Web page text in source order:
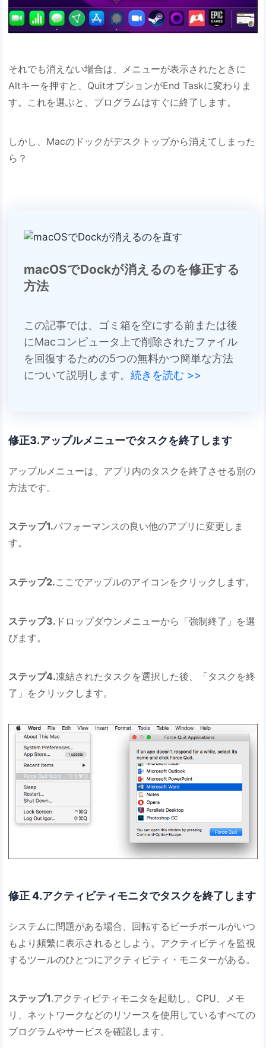
それでも消えない場合は、メニューが表示されたときに
Altキーを押すと、QuitオプションがEnd Taskに変わりま
す。これを選ぶと、プログラムはすぐに終了します。
しかし、Macのドックがデスクトップから消えてしまった
ら？
macOSでDockが消えるのを修正する
方法
この記事では、ゴミ箱を空にする前または後
にMacコンピュータ上で削除されたファイル
を回復するための5つの無料かつ簡単な方法
について説明します。続きを読む >>
修正3.アップルメニューでタスクを終了します
アップルメニューは、アプリ内のタスクを終了させる別の
方法です。
ステップ1.パフォーマンスの良い他のアプリに変更しま
す。
ステップ2.ここでアップルのアイコンをクリックします。
ステップ3. ドロップダウンメニューから「強制終了」を選
びます。
ステップ4.凍結されたタスクを選択した後、「タスクを終
了」をクリックします。
修正 4.アクティビティモニタでタスクを終了します
システムに問題がある場合、回転するビーチボールがいつ
もより頻繁に表示されるとしよう。アクティビティを監視
するツールのひとつにアクティビティ・モニターがある。
ステップ1.アクティビティモニタを起動し、CPU、メモ
リ、ネットワークなどのリソースを使用しているすべての
プログラムやサービスを確認します。